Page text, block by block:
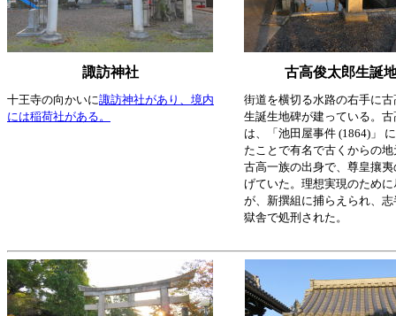
諏訪神社 古高俊太郎生誕
十王寺の向かいに諏訪神社があり、境内
には稲荷社がある。
街道を横切る水路の右手に
生誕生地碑が建っている。
は、「池田屋事件 (1864)」
たことで有名で古くからの
古高一族の出身で、尊皇攘
げていた。理想実現のため
が、新撰組に捕らえられ、
獄舎で処刑された。